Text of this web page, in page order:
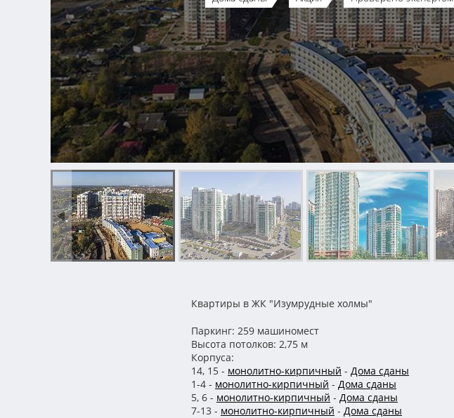
Квартиры в ЖК "Изумрудные холмы"
Паркинг: 259 машиномест
Высота потолков: 2,75 м
Корпуса:
14, 15 - монолитно-кирпичный - Дома сданы
1-4 - монолитно-кирпичный - Дома сданы
5, 6 - монолитно-кирпичный - Дома сданы
7-13 - монолитно-кирпичный - Дома сданы